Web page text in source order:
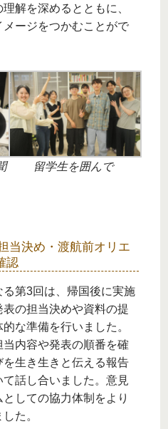
解を深めるとともに、
ージをつかむことがで
留学生を囲んで
当決め・渡航前オリエ
認
第3回は、帰国後に実施
の担当決めや資料の提
な準備を行いました。
内容や発表の順番を確
生き生きと伝える報告
話し合いました。意見
しての協力体制をより
た。